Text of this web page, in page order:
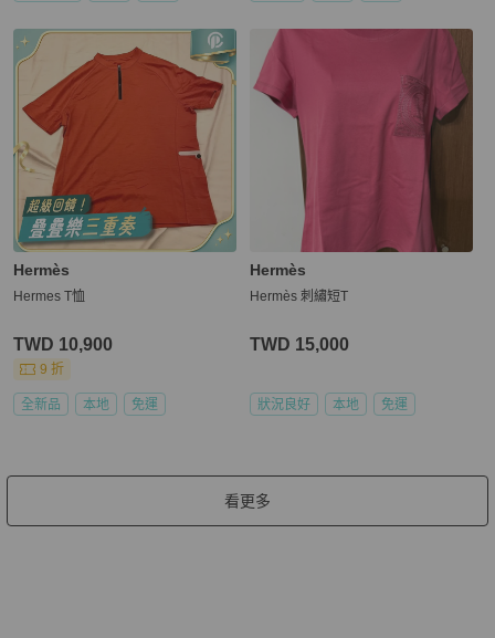
Hermès
Hermes T恤
TWD 10,900
9 折
全新品 本地 免運
Hermès
Hermès 刺繡短T
TWD 15,000
狀況良好 本地 免運
看更多